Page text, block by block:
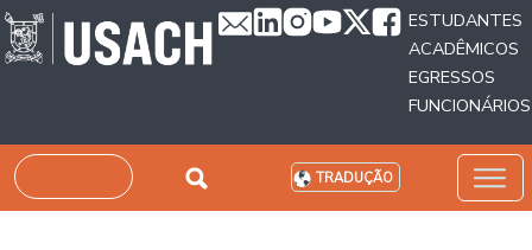
Passar para o conteúdo principal
ESTUDANTES
ACADÊMICOS
EGRESSOS
FUNCIONÁRIOS
Pesquisar TRADUÇÃO